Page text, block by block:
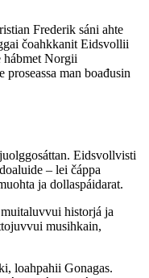
Frederik sáni ahte
čoahkkanit Eidsvollii
hábmet Norgii
man boađusin
Eidsvollvisti
– lei čáppa
ja dollaspáidarat.
historjá ja
musihkain,
loahpahii Gonagas.